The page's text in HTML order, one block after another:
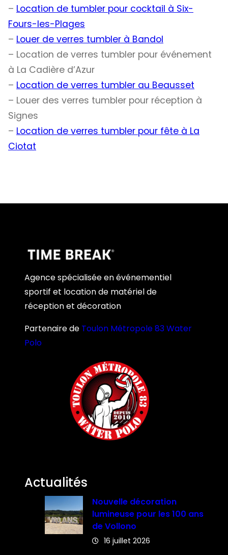
– Location de tumbler pour cocktail à Six-
Fours-les-Plages
– Louer de verres tumbler à Bandol
– Location de verres tumbler pour événement
à La Cadière d’Azur
– Location de verres tumbler au Beausset
– Louer des verres tumbler pour réception à
Signes
– Location de verres tumbler pour fête à La
Ciotat
Agence spécialisée en événementiel
sportif et location de matériel de
réception et décoration
Partenaire de Toulon Métropole 83 Water
Polo
Actualités
Nouvelle décoration
lumineuse pour les 100 ans
de Vollono
16 juillet 2026